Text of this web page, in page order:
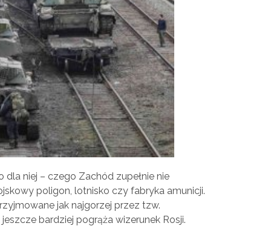
dla niej – czego Zachód zupełnie nie
poligon, lotnisko czy fabryka amunicji.
jak najgorzej przez tzw.
bardziej pogrąża wizerunek Rosji.